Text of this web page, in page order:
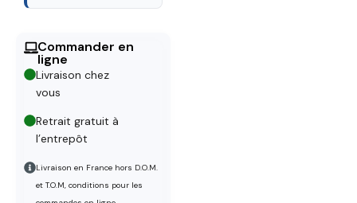
Commander en
ligne
Livraison chez
vous
Retrait gratuit à
l’entrepôt
Livraison en France hors D.O.M.
et T.O.M, conditions pour les